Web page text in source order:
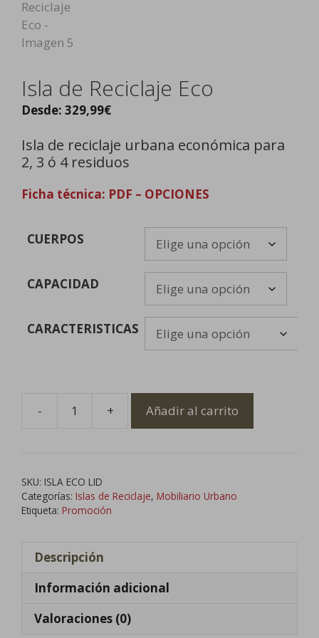
Isla de Reciclaje Eco
Desde: 329,99€
Isla de reciclaje urbana económica para
2, 3 ó 4 residuos
Ficha técnica: PDF – OPCIONES
CUERPOS
CAPACIDAD
CARACTERISTICAS
-
Isla
cantidad
+ Añadir al carrito
SKU: ISLA ECO LID
Categorías: Islas de Reciclaje, Mobiliario Urbano
Etiqueta: Promoción
Descripción
Información adicional
Valoraciones (0)